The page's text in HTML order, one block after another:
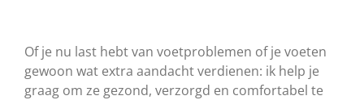
Of je nu last hebt van voetproblemen of je voeten
gewoon wat extra aandacht verdienen: ik help je
graag om ze gezond, verzorgd en comfortabel te